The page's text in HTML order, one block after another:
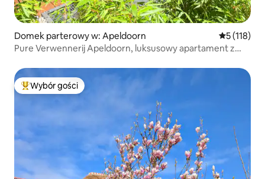
Domek parterowy w: Apeldoorn Średnia
5 (118)
Pure Verwennerij Apeldoorn, luksusowy apartament z
Najpopularniejsze z kategorii Wybór gości
Wybór gości